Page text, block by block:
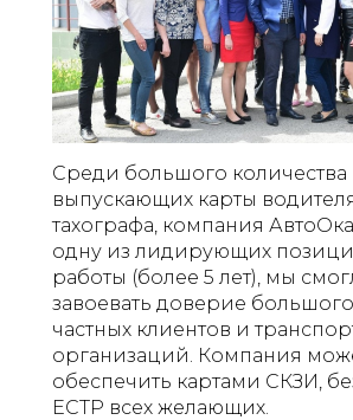
Среди большого
выпускающих карты
тахографа, компания
одну из лидирующих
работы (более 5 лет), мы
завоевать доверие
частных клиентов и
организаций. Компания
обеспечить картами СКЗИ,
ЕСТР всех желающих.